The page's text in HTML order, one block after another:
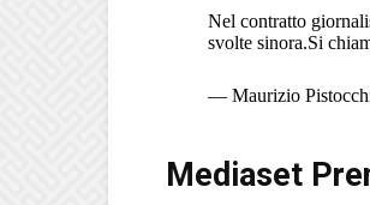
Nel contratto
svolte sinora.Si
— Maurizio
Mediaset